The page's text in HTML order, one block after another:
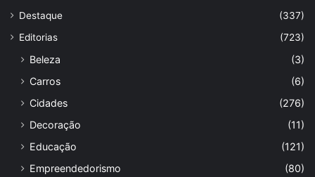
Destaque
(337)
Editorias
(723)
Beleza
(3)
Carros
(6)
Cidades
(276)
Decoração
(11)
Educação
(121)
Empreendedorismo
(80)